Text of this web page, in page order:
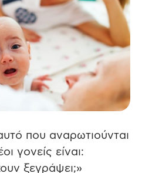
που αναρωτιούνται
γονείς είναι:
ξεγράψει;»